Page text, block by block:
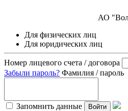
АО
Для физических лиц
Для юридических лиц
Номер лицевого счета / договора
Забыли пароль? Фамилия / пароль
Запомнить данные Войти